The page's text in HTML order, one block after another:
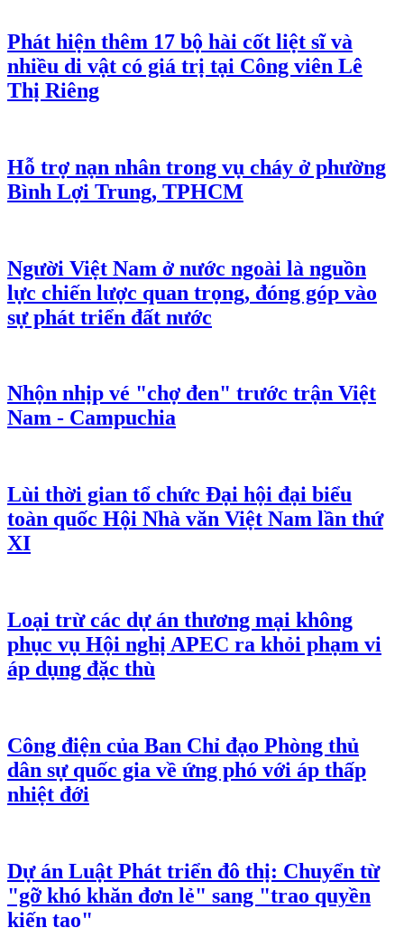
Phát hiện thêm 17 bộ hài cốt liệt sĩ và
nhiều di vật có giá trị tại Công viên Lê
Thị Riêng
Hỗ trợ nạn nhân trong vụ cháy ở phường
Bình Lợi Trung, TPHCM
Người Việt Nam ở nước ngoài là nguồn
lực chiến lược quan trọng, đóng góp vào
sự phát triển đất nước
Nhộn nhịp vé "chợ đen" trước trận Việt
Nam - Campuchia
Lùi thời gian tổ chức Đại hội đại biểu
toàn quốc Hội Nhà văn Việt Nam lần thứ
XI
Loại trừ các dự án thương mại không
phục vụ Hội nghị APEC ra khỏi phạm vi
áp dụng đặc thù
Công điện của Ban Chỉ đạo Phòng thủ
dân sự quốc gia về ứng phó với áp thấp
nhiệt đới
Dự án Luật Phát triển đô thị: Chuyển từ
"gỡ khó khăn đơn lẻ" sang "trao quyền
kiến tạo"